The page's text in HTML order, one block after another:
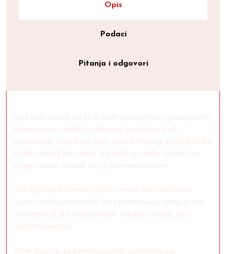
Opis
Podaci
Pitanja i odgovori
Šoja Išida veruje da će suludim podvizima i grubijanskim
ponašanjem zadržati naklonost prijatelja i steći
poštovanje vršnjaka u školi. Šoko Nišimija je zbog gubitka
sluha oduvek bila meta vršnjačkog nasilja. Susret ovo
dvoje mladih zauvek će im promeniti živote.
Dok Šoja lebdi između života i smrti, Šoko se bori sa
svojim osećajem krivice. Da li posle svega imaju prava
na osmeh ili je iza njih previše trauma? Kraj je, kao i
život, neizvestan.
Oblik glasa je izvanredna studija o odrastanju,